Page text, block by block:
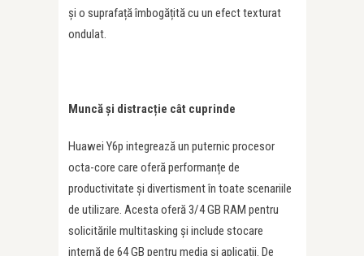
și o suprafață îmbogățită cu un efect texturat
ondulat.
Muncă și distracție cât cuprinde
Huawei Y6p integrează un puternic procesor
octa-core care oferă performanțe de
productivitate și divertisment în toate scenariile
de utilizare. Acesta oferă 3/4 GB RAM pentru
solicitările multitasking și include stocare
internă de 64 GB pentru media și aplicații. De